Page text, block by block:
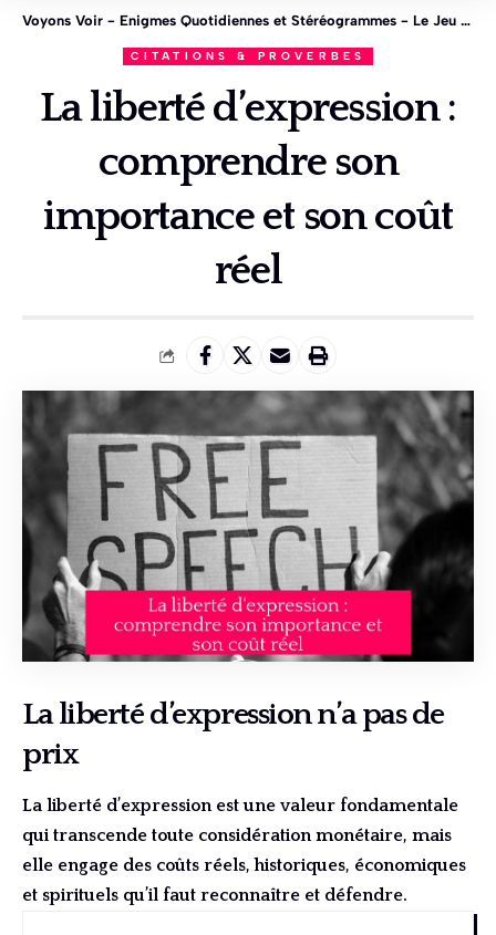
Voyons Voir - Enigmes Quotidiennes et Stéréogrammes - Le Jeu des 1%
CITATIONS & PROVERBES
La liberté d’expression :
comprendre son
importance et son coût
réel
La liberté d’expression n’a pas de
prix
La liberté d’expression est une valeur fondamentale
qui transcende toute considération monétaire, mais
elle engage des coûts réels, historiques, économiques
et spirituels qu’il faut reconnaître et défendre.